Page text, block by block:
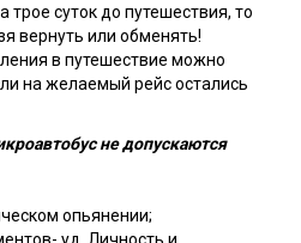
трое суток до путешествия, то
вернуть или обменять!
в путешествие можно
на желаемый рейс остались
не допускаются
опьянении;
уд. Личность и